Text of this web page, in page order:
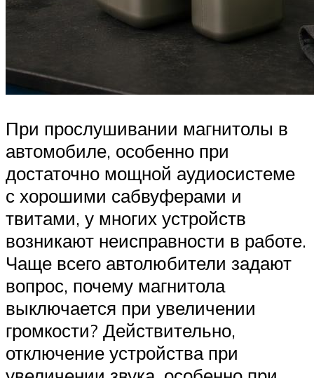
При прослушивании магнитолы в
автомобиле, особенно при
достаточно мощной аудиосистеме
с хорошими сабвуферами и
твитами, у многих устройств
возникают неисправности в работе.
Чаще всего автолюбители задают
вопрос, почему магнитола
выключается при увеличении
громкости? Действительно,
отключение устройства при